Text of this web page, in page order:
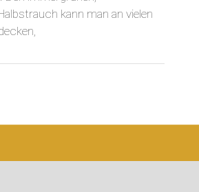
kann man an vielen